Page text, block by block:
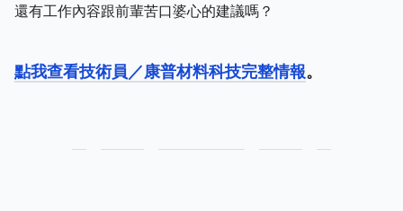
還有工作內容跟前輩苦口婆心的建議嗎？
點我查看技術員／康普材料科技完整情報。